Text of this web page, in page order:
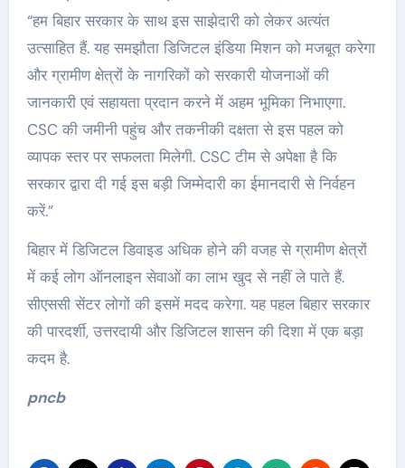
“हम बिहार सरकार के साथ इस साझेदारी को लेकर अत्यंत
उत्साहित हैं. यह समझौता डिजिटल इंडिया मिशन को मजबूत करेगा
और ग्रामीण क्षेत्रों के नागरिकों को सरकारी योजनाओं की
जानकारी एवं सहायता प्रदान करने में अहम भूमिका निभाएगा.
CSC की जमीनी पहुंच और तकनीकी दक्षता से इस पहल को
व्यापक स्तर पर सफलता मिलेगी. CSC टीम से अपेक्षा है कि
सरकार द्वारा दी गई इस बड़ी जिम्मेदारी का ईमानदारी से निर्वहन
करें.”
बिहार में डिजिटल डिवाइड अधिक होने की वजह से ग्रामीण क्षेत्रों
में कई लोग ऑनलाइन सेवाओं का लाभ खुद से नहीं ले पाते हैं.
सीएससी सेंटर लोगों की इसमें मदद करेगा. यह पहल बिहार सरकार
की पारदर्शी, उत्तरदायी और डिजिटल शासन की दिशा में एक बड़ा
कदम है.
pncb